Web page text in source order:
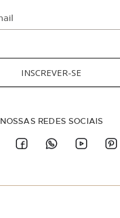
INSCREVER-SE
NOSSAS REDES SOCIAIS